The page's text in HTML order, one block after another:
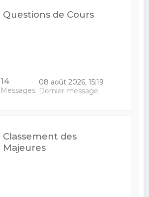
Questions de Cours
14
Messages
08 août 2026, 15:19
Dernier message
Classement des
Majeures